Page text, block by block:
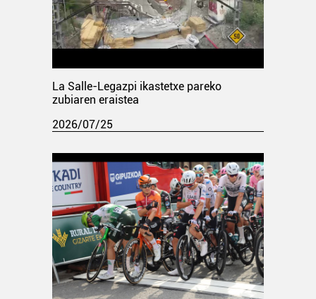
La Salle-Legazpi ikastetxe pareko
zubiaren eraistea
2026/07/25